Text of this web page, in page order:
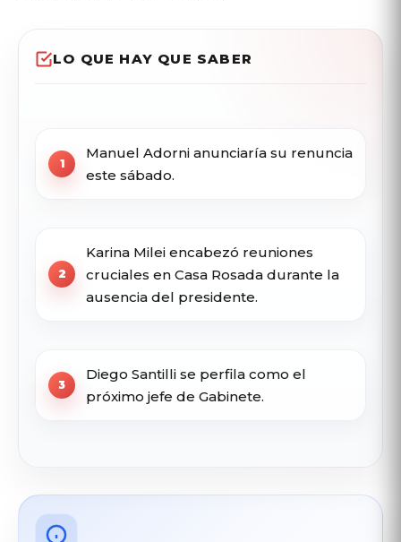
LO QUE HAY QUE SABER
Manuel Adorni anunciaría su renuncia
este sábado.
Karina Milei encabezó reuniones
cruciales en Casa Rosada durante la
ausencia del presidente.
Diego Santilli se perfila como el
próximo jefe de Gabinete.